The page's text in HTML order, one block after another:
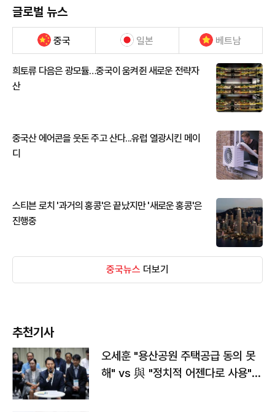
글로벌 뉴스
중국 일본 베트남
희토류 다음은 광모듈…중국이 움켜쥔 새로운 전략자
산
중국산 에어콘을 웃돈 주고 산다...유럽 열광시킨 메이
디
스티븐 로치 '과거의 홍콩'은 끝났지만 '새로운 홍콩'은
진행중
중국뉴스 더보기
추천기사
오세훈 "용산공원 주택공급 동의 못
해" vs 與 "정치적 어젠다로 사용"